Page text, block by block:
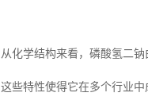
从化学结构来看，磷酸氢二
这些特性使得它在多个行业中